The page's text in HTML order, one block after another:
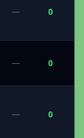
— 0
— 0
— 0